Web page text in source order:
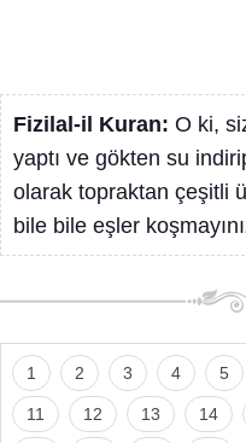
Fizilal-il Kuran: O ki,
yaptı ve gökten su
olarak topraktan çeşitli
bile bile eşler
1 2 3 4 5
11 12 13 14